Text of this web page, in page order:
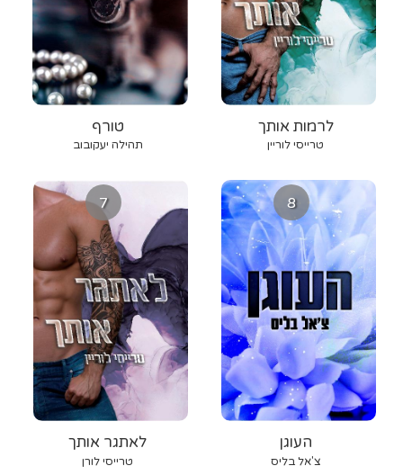
טורף
תהילה יעקובוב
לרמות אותך
טרייסי לוריין
7
לאתגר אותך
טרייסי לורן
8
העוגן
צ'אל בליס